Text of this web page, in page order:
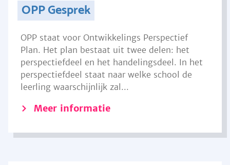
OPP Gesprek
OPP staat voor Ontwikkelings Perspectief
Plan. Het plan bestaat uit twee delen: het
perspectiefdeel en het handelingsdeel. In het
perspectiefdeel staat naar welke school de
leerling waarschijnlijk zal...
Meer informatie